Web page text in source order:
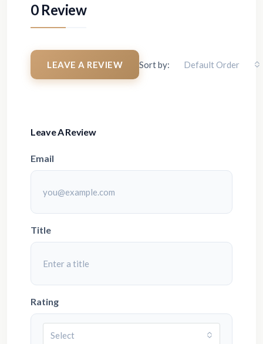
0 Review
Sort by: Default Order
LEAVE A REVIEW
Leave A Review
Email
Title
Rating
Select